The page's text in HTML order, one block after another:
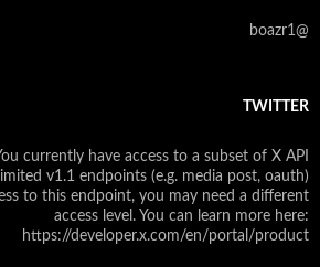
@boazr1
TWITTER
currently have access to a subset of X API
v1.1 endpoints (e.g. media post, oauth)
to this endpoint, you may need a different
access level. You can learn more here:
https://developer.x.com/en/portal/product